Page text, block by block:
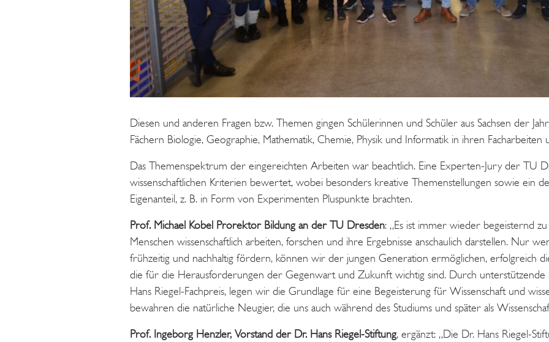
Diesen und anderen Fragen bzw. Themen gingen Schülerinnen und Schüler aus Sachsen der
Fächern Biologie, Geographie, Mathematik, Chemie, Physik und Informatik in ihren Facharbeiten
Das Themenspektrum der eingereichten Arbeiten war beachtlich. Eine Experten-Jury der TU
wissenschaftlichen Kriterien bewertet, wobei besonders kreative Themenstellungen sowie ein
Eigenanteil, z. B. in Form von Experimenten Pluspunkte brachten.
Prof. Michael Kobel Prorektor Bildung an der TU Dresden: „Es ist immer wieder begeisternd
Menschen wissenschaftlich arbeiten, forschen und ihre Ergebnisse anschaulich darstellen. Nur
frühzeitig und nachhaltig fördern, können wir der jungen Generation ermöglichen, erfolgreich
die für die Herausforderungen der Gegenwart und Zukunft wichtig sind. Durch
Hans Riegel-Fachpreis, legen wir die Grundlage für eine Begeisterung für Wissenschaft und
bewahren die natürliche Neugier, die uns auch während des Studiums und später als
Prof. Ingeborg Henzler, Vorstand der Dr. Hans Riegel-Stiftung, ergänzt: „Die Dr. Hans Riegel-